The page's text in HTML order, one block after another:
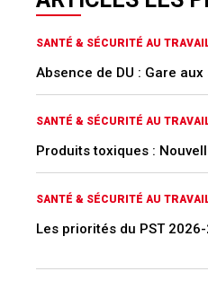
SANTÉ & SÉCURITÉ AU
Absence de DU : Gare
SANTÉ & SÉCURITÉ AU
Produits toxiques :
SANTÉ & SÉCURITÉ AU
Les priorités du PST